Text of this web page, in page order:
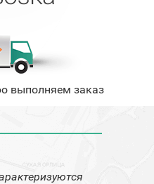
выполняем заказ